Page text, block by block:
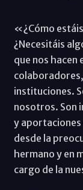
«¿Cómo
¿Necesitáis
que nos hacen
instituciones.
nosotros. Son
y
desde la
hermano y en
cargo de la